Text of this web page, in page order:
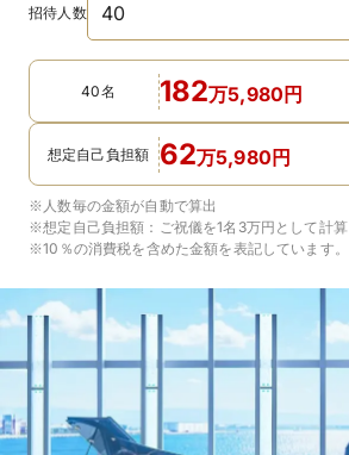
招待人数
40名 182万5,980円
想定自己負担額 62万5,980円
※人数毎の金額が自動で算出
※想定自己負担額： ご祝儀を1名3万円 として計算
※10％の消費税を含めた金額を表記しています。